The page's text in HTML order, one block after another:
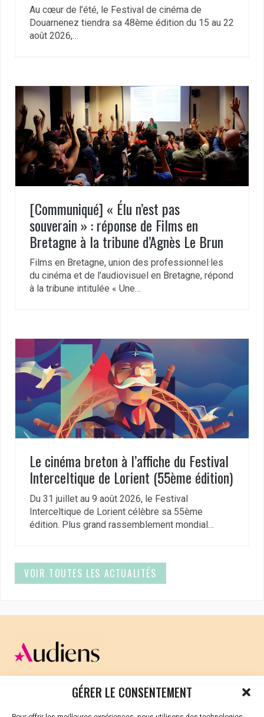
GÉRER LE CONSENTEMENT
Au cœur de l’été, le Festival de cinéma de
Douarnenez tiendra sa 48ème édition du 15 au 22
août 2026,…
[Communiqué] « Élu n’est pas
souverain » : réponse de Films en
Bretagne à la tribune d’Agnès Le Brun
Films en Bretagne, union des professionnel·les
du cinéma et de l’audiovisuel en Bretagne, répond
à la tribune intitulée « Une…
Le cinéma breton à l’affiche du Festival
Interceltique de Lorient (55ème édition)
Du 31 juillet au 9 août 2026, le Festival
Interceltique de Lorient célèbre sa 55ème
édition. Plus grand rassemblement mondial…
VOIR TOUTES LES ACTUALITÉS
CELLULE D’ÉCOUTE ET DE SOUTIEN PSYCHOLOGIQUE ET